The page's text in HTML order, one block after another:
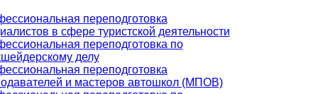
переподготовка
в сфере туристской деятельности
переподготовка по
делу
переподготовка
и мастеров автошкол (МПОВ)